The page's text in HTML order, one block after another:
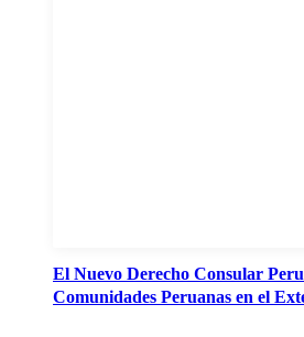
El Nuevo Derecho Consular
Comunidades Peruanas en el